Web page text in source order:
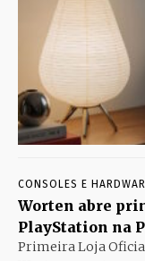
CONSOLES E
Worten abre
PlayStation na
Primeira Loja